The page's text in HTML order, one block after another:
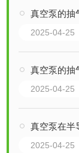
真空泵的抽
2025-04-25
真空泵的抽
2025-04-25
真空泵在半
2025-04-25